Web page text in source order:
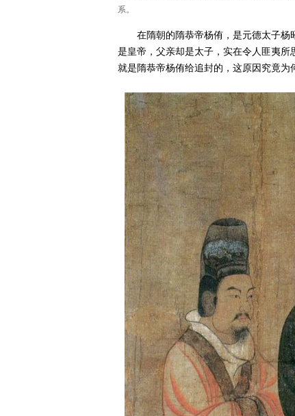
系。
在隋朝的隋恭帝杨侑，是元德太子
是皇帝，父亲却是太子，实在令人匪夷
就是隋恭帝杨侑给追封的，这原因究竟为